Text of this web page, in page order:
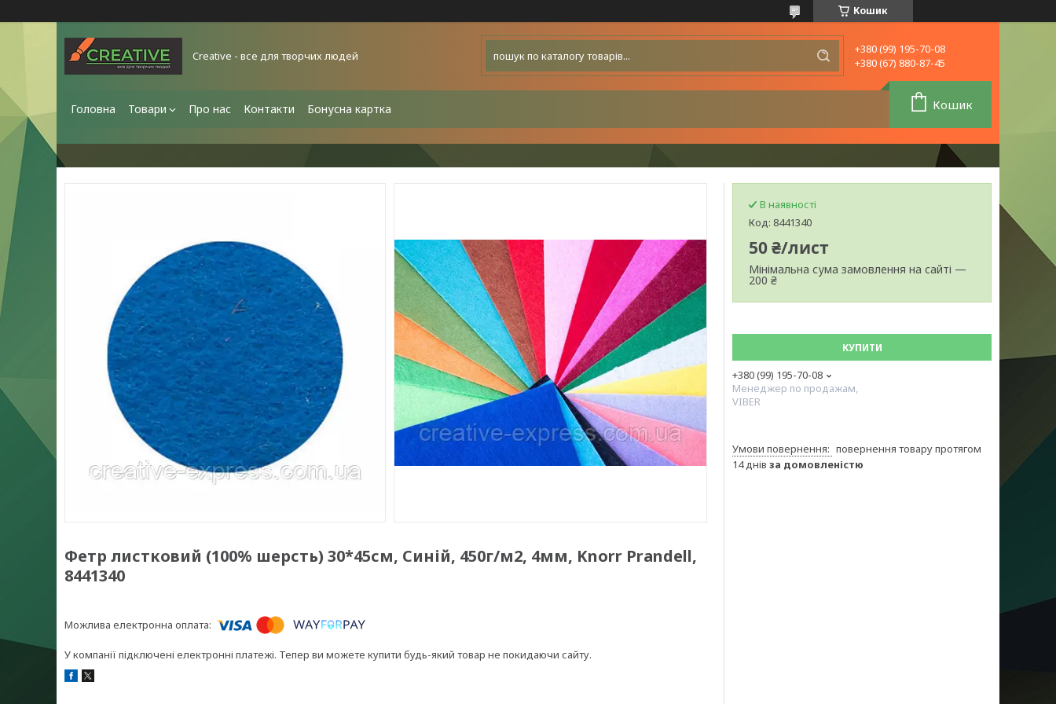
Кошик
Creative - все для творчих людей
+380 (99) 195-70-08
+380 (67) 880-87-45
Головна Товари Про нас Контакти Бонусна картка Кошик
Фетр листковий (100% шерсть) 30*45см, Синій, 450г/м2, 4мм, Knorr Prandell,
8441340
У компанії підключені електронні платежі. Тепер ви можете купити будь-який товар не покидаючи сайту.
В наявності
Код: 8441340
50 ₴/лист
Мінімальна сума замовлення на сайті —
200 ₴
КУПИТИ
+380 (99) 195-70-08
Менеджер по продажам,
VIBER
повернення товару протягом
14 днів за домовленістю